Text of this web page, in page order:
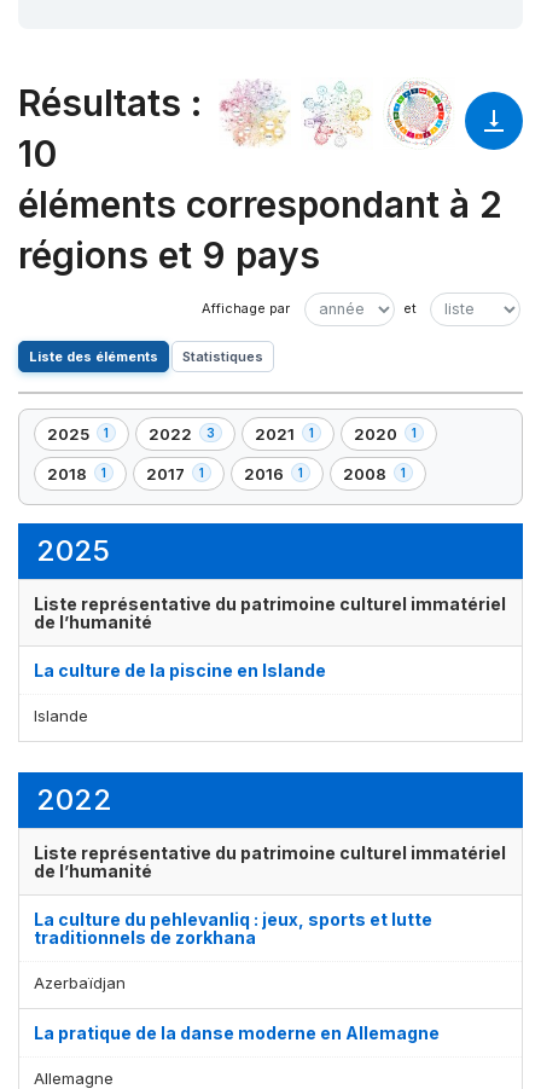
Résultats :
10
éléments correspondant à 2
régions et 9 pays
Liste des éléments Statistiques
2025 1
,
1
élément(s)
2022 3
,
3
élément(s)
2021 1
,
1
élément(s)
2020 1
,
1
élément(s)
2018 1
,
1
2017 1
,
1
2016 1
,
1
2008 1
,
1
2025
Liste représentative du patrimoine culturel immatériel
de l’humanité
La culture de la piscine en Islande
Islande
2022
Liste représentative du patrimoine culturel immatériel
de l’humanité
La culture du pehlevanliq : jeux, sports et lutte
traditionnels de zorkhana
Azerbaïdjan
La pratique de la danse moderne en Allemagne
Allemagne